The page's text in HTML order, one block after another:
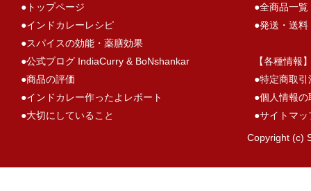
● トップページ
●インドカレーレシピ
●スパイスの効能・薬膳効果
●公式ブログ IndiaCurry & BoNshankar
●商品の評価
●インドカレー作ったよレポート
●大切にしていること
●全商品一覧
●発送・送料
【各種情報
●特定商取引
●個人情報の
●サイトマッ
Copyright (c)